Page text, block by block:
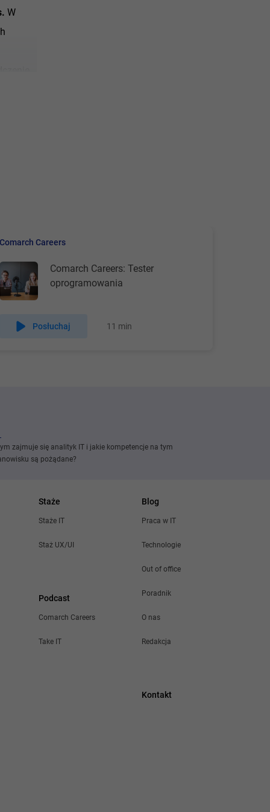
W
oknami
aby
te
Rola
jak
w
bazy
do
Comarch Careers
Comarch Careers: Tester
oprogramowania
Posłuchaj 11 min
zajmuje się analityk IT i jakie kompetencje na tym
są pożądane?
Staże
Staże IT
Staż UX/UI
Podcast
Comarch Careers
Take IT
Blog
Praca w IT
Technologie
Out of office
Poradnik
O nas
Redakcja
Kontakt